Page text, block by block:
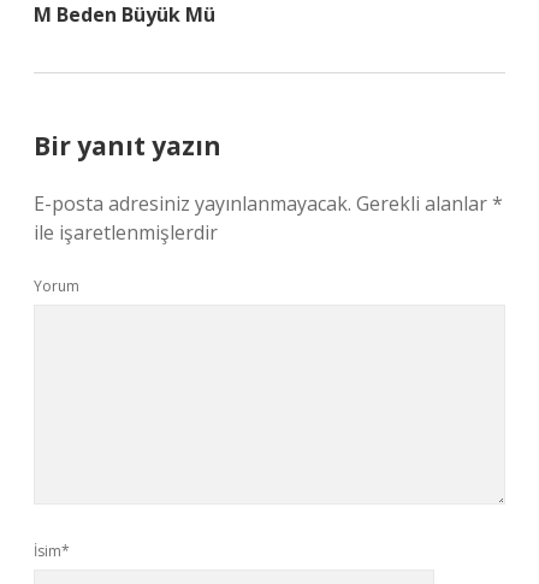
M Beden Büyük Mü
Bir yanıt yazın
E-posta adresiniz yayınlanmayacak. Gerekli alanlar*
ile işaretlenmişlerdir
Yorum
İsim*